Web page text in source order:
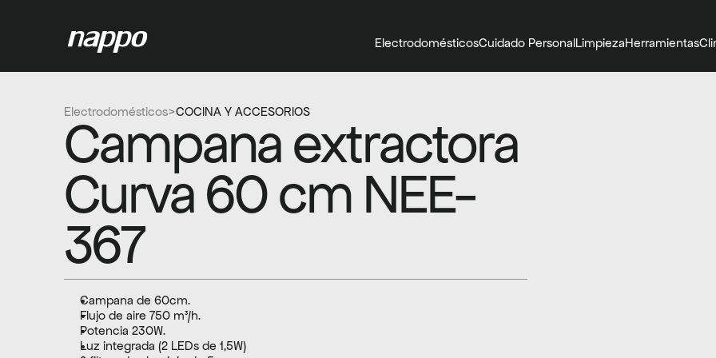
ElectrodomésticosCuidado PersonalLimpiezaHerramientas
Electrodomésticos>COCINA Y ACCESORIOS
Campana extractora
Curva 60 cm NEE-
367
Campana de 60cm.
Flujo de aire 750 m³/h.
Potencia 230W.
Luz integrada (2 LEDs de 1,5W)